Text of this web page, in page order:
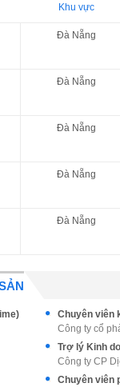
Khu vực
Đà Nẵng
Đà Nẵng
Đà Nẵng
Đà Nẵng
Đà Nẵng
Công ty cổ
Trợ lý Kinh
Công ty CP
Chuyên viên